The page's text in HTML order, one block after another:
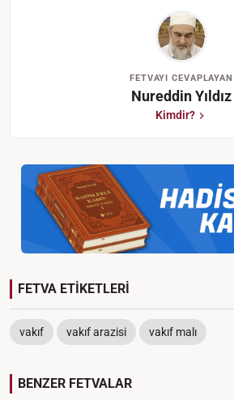
FETVAYI CEVAPLAYAN
Nureddin Yıldız
Kimdir?
FETVA ETİKETLERİ
vakıf vakıf arazisi vakıf malı
BENZER FETVALAR